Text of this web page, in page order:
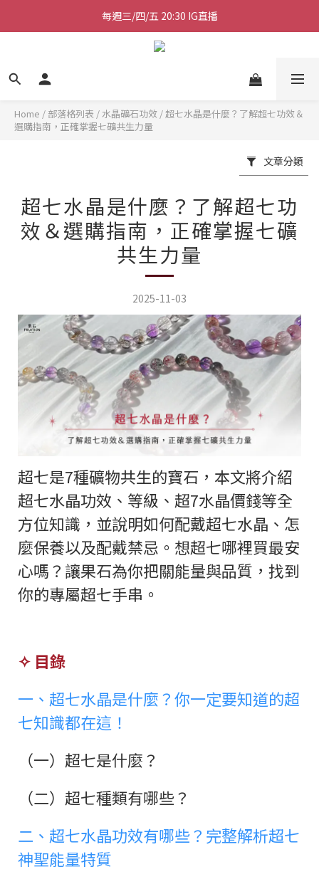
加入會員送50元購物金
每週三/四/五 20:30 IG直播
加入會員送50元購物金
Home / 部落格列表 / 水晶礦石功效 /超七水晶是什麼？了解超七功效＆
選購指南，正確掌握七礦共生力量
文章分類
超七水晶是什麼？了解超七功
效＆選購指南，正確掌握七礦
共生力量
2025-11-03
超七是7種礦物共生的寶石，本文將介紹
超七水晶功效、等級、超7水晶價錢等全
方位知識，並說明如何配戴超七水晶、怎
麼保養以及配戴禁忌。想超七哪裡買最安
心嗎？讓果石為你把關能量與品質，找到
你的專屬超七手串。
✧ 目錄
一、超七水晶是什麼？你一定要知道的超
七知識都在這！
（一）超七是什麼？
（二）超七種類有哪些？
二、超七水晶功效有哪些？完整解析超七
神聖能量特質